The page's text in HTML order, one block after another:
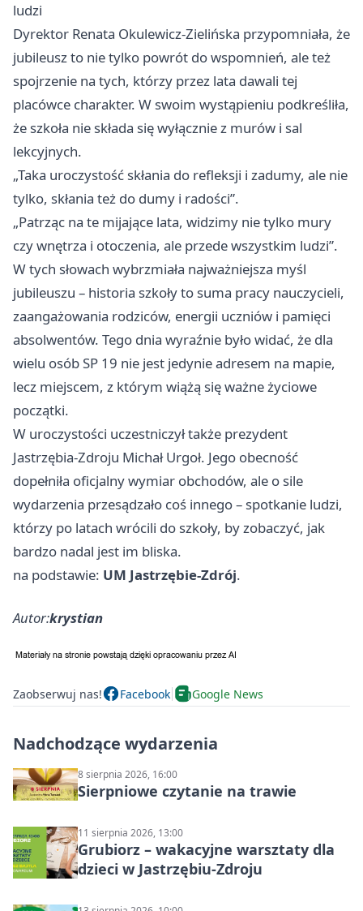
ludzi
Dyrektor Renata Okulewicz-Zielińska przypomniała, że
jubileusz to nie tylko powrót do wspomnień, ale też
spojrzenie na tych, którzy przez lata dawali tej
placówce charakter. W swoim wystąpieniu podkreśliła,
że szkoła nie składa się wyłącznie z murów i sal
lekcyjnych.
„Taka uroczystość skłania do refleksji i zadumy, ale nie
tylko, skłania też do dumy i radości”.
„Patrząc na te mijające lata, widzimy nie tylko mury
czy wnętrza i otoczenia, ale przede wszystkim ludzi”.
W tych słowach wybrzmiała najważniejsza myśl
jubileuszu – historia szkoły to suma pracy nauczycieli,
zaangażowania rodziców, energii uczniów i pamięci
absolwentów. Tego dnia wyraźnie było widać, że dla
wielu osób SP 19 nie jest jedynie adresem na mapie,
lecz miejscem, z którym wiążą się ważne życiowe
początki.
W uroczystości uczestniczył także prezydent
Jastrzębia-Zdroju Michał Urgoł. Jego obecność
dopełniła oficjalny wymiar obchodów, ale o sile
wydarzenia przesądzało coś innego – spotkanie ludzi,
którzy po latach wrócili do szkoły, by zobaczyć, jak
bardzo nadal jest im bliska.
na podstawie: UM Jastrzębie-Zdrój.
Autor:krystian
Zaobserwuj nas! Facebook Google News
Nadchodzące wydarzenia
8 sierpnia 2026, 16:00
Sierpniowe czytanie na trawie
11 sierpnia 2026, 13:00
Grubiorz – wakacyjne warsztaty dla
dzieci w Jastrzębiu-Zdroju